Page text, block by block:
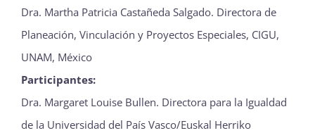
Dra. Martha Patricia Castañeda Salgado. Directora de
Planeación, Vinculación y Proyectos Especiales, CIGU,
UNAM, México
Participantes:
Dra. Margaret Louise Bullen. Directora para la Igualdad
de la Universidad del País Vasco/Euskal Herriko